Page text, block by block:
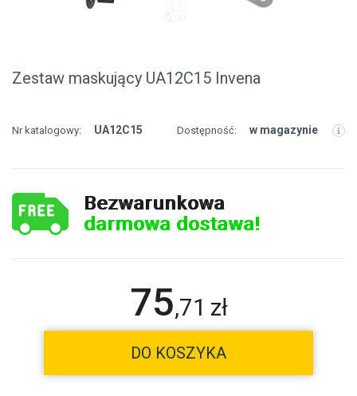
Zestaw maskujący UA12C15 Invena
Nr katalogowy: UA12C15 Dostępność: w magazynie
Bezwarunkowa
darmowa dostawa!
75,71 zł
DO KOSZYKA